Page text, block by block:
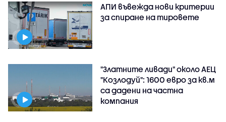
АПИ въвежда нови критерии
за спиране на тировете
"Златните ливади" около АЕЦ
"Козлодуй": 1600 евро за кв.м
са дадени на частна
компания